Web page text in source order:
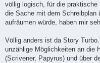
völlig logisch, für die
die Sache mit dem Schreibplan
aufräumen würde, haben mir
Völlig anders ist da Story
unzählige Möglichkeiten an die
(Scrivener, Papyrus) und über